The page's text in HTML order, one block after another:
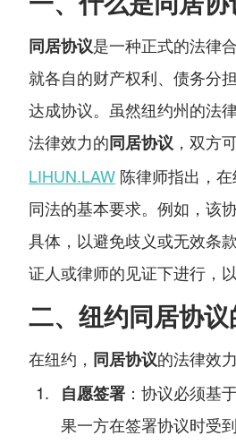
同居协议是一种正式的法律
就各自的财产权利、债务分
达成协议。虽然纽约州的法
法律效力的同居协议 ，双方
LIHUN.LAW 陈律师指出，
同法的基本要求。例如，该
具体，以避免歧义或无效条
证人或律师的见证下进行，
二、纽约同居协议
在纽约， 同居协议的法律效
自愿签署 ：协议必须基
果一方在签署协议时受